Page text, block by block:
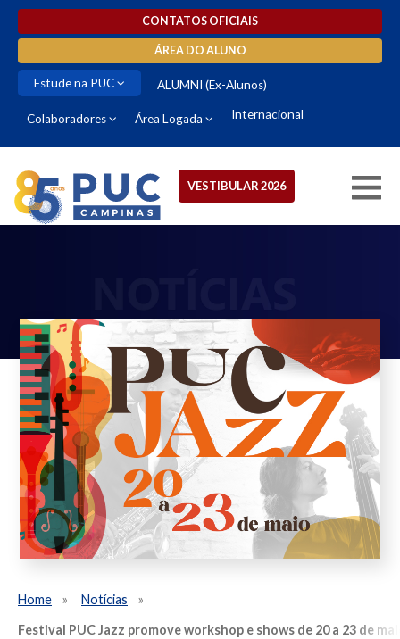
CONTATOS OFICIAIS
ÁREA DO ALUNO
Estude na PUC ALUMNI (Ex-Alunos)
Colaboradores Área Logada Internacional
VESTIBULAR 2026
Home
Notícias
Festival PUC Jazz promove workshop e shows de 20 a 23 de